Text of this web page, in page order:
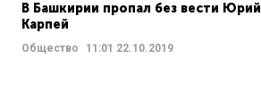
В Башкирии пропал без вести Юрий
Карпей
Общество 11:01 22.10.2019